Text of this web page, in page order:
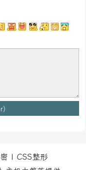
| CSS整形